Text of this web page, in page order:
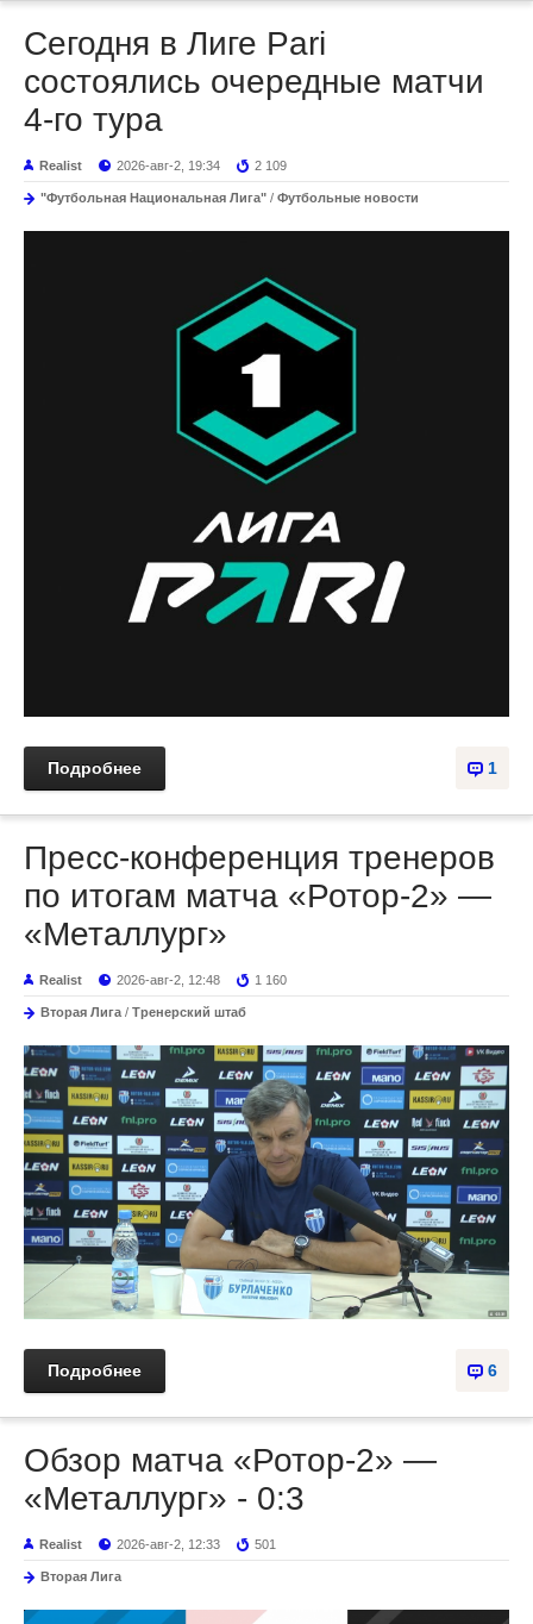
Сегодня в Лиге Pari
состоялись очередные матчи
4-го тура
Realist 2026-авг-2, 19:34 2 109
"Футбольная Национальная Лига" / Футбольные новости
1
Подробнее
Пресс-конференция тренеров
по итогам матча «Ротор-2» —
«Металлург»
Realist 2026-авг-2, 12:48 1 160
Вторая Лига / Тренерский штаб
6
Подробнее
Обзор матча «Ротор-2» —
«Металлург» - 0:3
Realist 2026-авг-2, 12:33 501
Вторая Лига